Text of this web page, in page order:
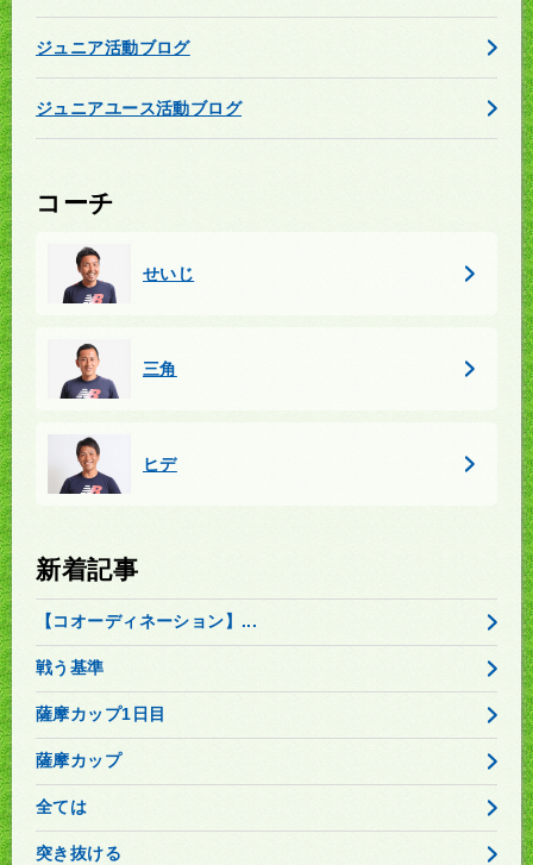
ジュニア活動ブログ
ジュニアユース活動ブログ
コーチ
せいじ
三角
ヒデ
新着記事
【コオーディネーション】...
戦う基準
薩摩カップ1日目
薩摩カップ
全ては
突き抜ける